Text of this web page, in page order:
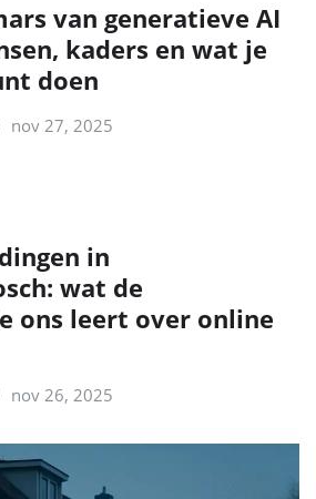
van generatieve AI
kaders en wat je
doen
nov 27, 2025
in
wat de
ons leert over online
nov 26, 2025